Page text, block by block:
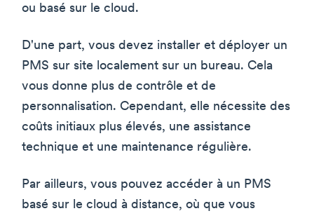
ou basé sur le cloud.
D'une part, vous devez installer et déployer un
PMS sur site localement sur un bureau. Cela
vous donne plus de contrôle et de
personnalisation. Cependant, elle nécessite des
coûts initiaux plus élevés, une assistance
technique et une maintenance régulière.
Par ailleurs, vous pouvez accéder à un PMS
basé sur le cloud à distance, où que vous